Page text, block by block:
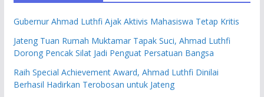
Gubernur Ahmad Luthfi Ajak Aktivis Mahasiswa Tetap Kritis
Jateng Tuan Rumah Muktamar Tapak Suci, Ahmad Luthfi
Dorong Pencak Silat Jadi Penguat Persatuan Bangsa
Raih Special Achievement Award, Ahmad Luthfi Dinilai
Berhasil Hadirkan Terobosan untuk Jateng